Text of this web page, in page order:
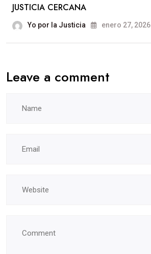
JUSTICIA CERCANA
Yo por la Justicia enero 27, 2026
Leave a comment